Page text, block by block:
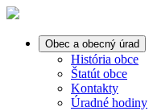
Obec a obecný úrad
História obce
Štatút obce
Kontakty
Úradné hodiny